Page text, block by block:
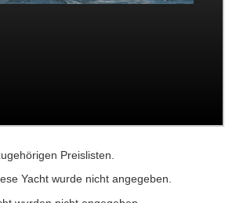
Preislisten.
Yacht wurde nicht angegeben.